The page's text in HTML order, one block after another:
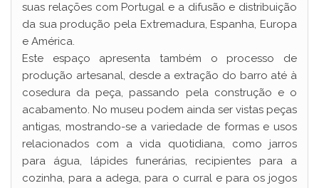
suas relações com Portugal e a difusão e distribuição
da sua produção pela Extremadura, Espanha, Europa
e América.
Este espaço apresenta também o processo de
produção artesanal, desde a extração do barro até à
cosedura da peça, passando pela construção e o
acabamento. No museu podem ainda ser vistas peças
antigas, mostrando-se a variedade de formas e usos
relacionados com a vida quotidiana, como jarros
para água, lápides funerárias, recipientes para a
cozinha, para a adega, para o curral e para os jogos